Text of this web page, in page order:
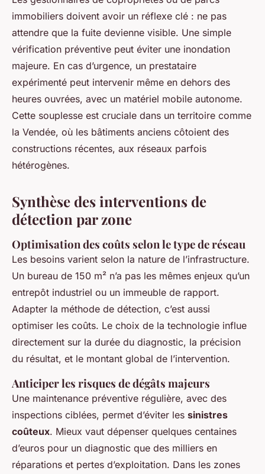
immobiliers doivent avoir un réflexe clé : ne pas
attendre que la fuite devienne visible. Une simple
vérification préventive peut éviter une inondation
majeure. En cas d’urgence, un prestataire
expérimenté peut intervenir même en dehors des
heures ouvrées, avec un matériel mobile autonome.
Cette souplesse est cruciale dans un territoire comme
la Vendée, où les bâtiments anciens côtoient des
constructions récentes, aux réseaux parfois
hétérogènes.
Synthèse des interventions de
détection par zone
Optimisation des coûts selon le type de réseau
Les besoins varient selon la nature de l’infrastructure.
Un bureau de 150 m² n’a pas les mêmes enjeux qu’un
entrepôt industriel ou un immeuble de rapport.
Adapter la méthode de détection, c’est aussi
optimiser les coûts. Le choix de la technologie influe
directement sur la durée du diagnostic, la précision
du résultat, et le montant global de l’intervention.
Anticiper les risques de dégâts majeurs
Une maintenance préventive régulière, avec des
inspections ciblées, permet d’éviter les sinistres
coûteux. Mieux vaut dépenser quelques centaines
d’euros pour un diagnostic que des milliers en
réparations et pertes d’exploitation. Dans les zones